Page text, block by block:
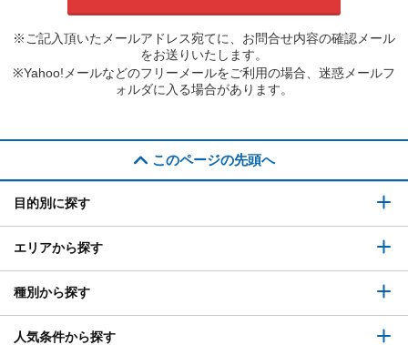
※ご記入頂いたメールアドレス宛てに、お問合せ内容の確認メール
をお送りいたします。
※Yahoo!メールなどのフリーメールをご利用の場合、迷惑メールフ
ォルダに入る場合があります。
このページの先頭へ
目的別に探す
エリアから探す
種別から探す
人気条件から探す